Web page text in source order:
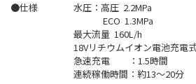
●仕様
水圧：高圧 2.2MPa
ECO 1.3MPa
最大流量 160L/h
18Vリチウムイオン電池充電
急速充電 ：1.5時間
連続稼働時間：約13～20分